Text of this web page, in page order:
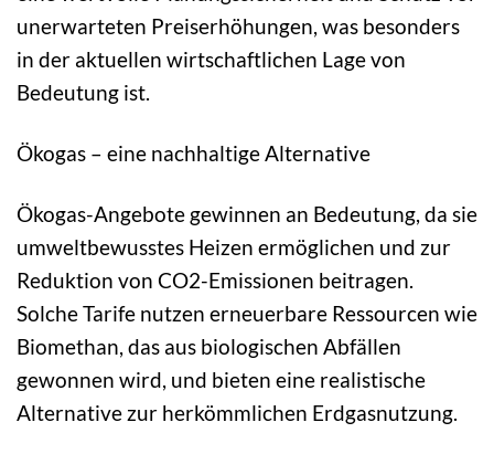
unerwarteten Preiserhöhungen, was besonders
in der aktuellen wirtschaftlichen Lage von
Bedeutung ist.
Ökogas – eine nachhaltige Alternative
Ökogas-Angebote gewinnen an Bedeutung, da sie
umweltbewusstes Heizen ermöglichen und zur
Reduktion von CO2-Emissionen beitragen.
Solche Tarife nutzen erneuerbare Ressourcen wie
Biomethan, das aus biologischen Abfällen
gewonnen wird, und bieten eine realistische
Alternative zur herkömmlichen Erdgasnutzung.